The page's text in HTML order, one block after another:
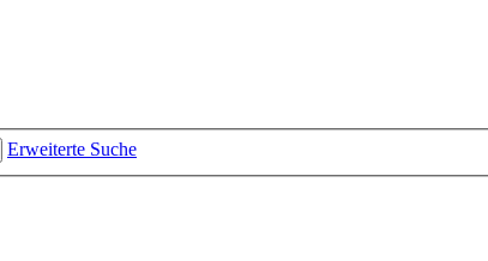
Erweiterte Suche